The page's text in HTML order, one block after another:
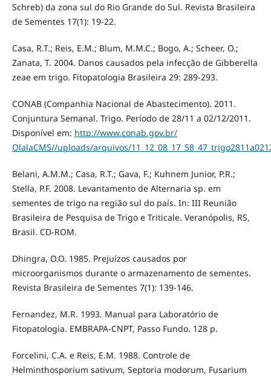
Schreb) da zona sul do Rio Grande do Sul. Revista Brasileira
de Sementes 17(1): 19-22.
Casa, R.T.; Reis, E.M.; Blum, M.M.C.; Bogo, A.; Scheer, O.;
Zanata, T. 2004. Danos causados pela infecção de Gibberella
zeae em trigo. Fitopatologia Brasileira 29: 289-293.
CONAB (Companhia Nacional de Abastecimento). 2011.
Conjuntura Semanal. Trigo. Período de 28/11 a 02/12/2011.
Disponível em: http://www.conab.gov.br/
OlalaCMS//uploads/arquivos/
Belani, A.M.M.; Casa, R.T.; Gava, F.; Kuhnem Junior, P.R.;
Stella, P.F. 2008. Levantamento de Alternaria sp. em
sementes de trigo na região sul do país. In: III Reunião
Brasileira de Pesquisa de Trigo e Triticale. Veranópolis, RS,
Brasil. CD-ROM.
Dhingra, O.O. 1985. Prejuízos causados por
microorganismos durante o armazenamento de sementes.
Revista Brasileira de Sementes 7(1): 139-146.
Fernandez, M.R. 1993. Manual para Laboratório de
Fitopatologia. EMBRAPA-CNPT, Passo Fundo. 128 p.
Forcelini, C.A. e Reis, E.M. 1988. Controle de
Helminthosporium sativum, Septoria modorum, Fusarium